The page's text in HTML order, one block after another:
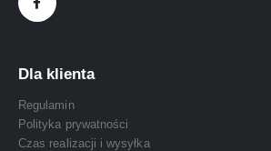
Dla klienta
Regulamin
Polityka prywatności
Czas realizacji i wysyłka